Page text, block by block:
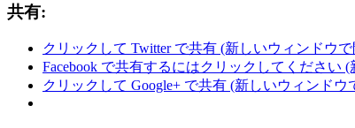
共有:
クリックして Twitter で共有 (新しいウィンドウ
Facebook で共有するにはクリックしてください
クリックして Google+ で共有 (新しいウィンドウ